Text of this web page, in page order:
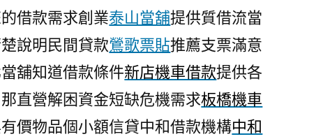
借款需求創業泰山當舖提供質借流當
說明民間貸款鶯歌票貼推薦支票滿意
舖知道借款條件新店機車借款提供各
直營解困資金短缺危機需求板橋機車
價物品個小額信貸中和借款機構中和